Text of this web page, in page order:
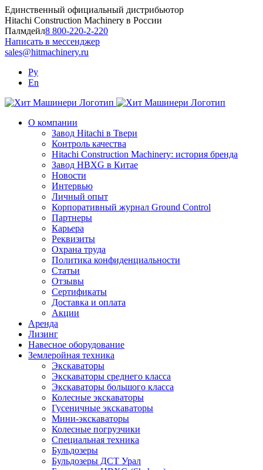
Skip
to
content
Единственный официальный дистрибьютор
Hitachi Construction Machinery в России
Палмдейл8 800-220-2-220
Написать в мессенджер
sales@hitmachinery.ru
Ру
En
О компании
Завод Hitachi в Твери
Контроль качества
Hitachi Construction Machinery: история бренда
Завод HBXG в Китае
Новости
Интервью
Личный опыт
Корпоративный журнал Ground Control
Партнеры
Карьера
Реквизиты
Охрана труда
Политика конфиденциальности
Статьи
Отзывы
Сертификаты
Доставка и оплата
Акции
Аренда
Лизинг
Навесное оборудование
Землеройная техника
Экскаваторы
Экскаваторы среднего класса
Экскаваторы большого класса
Колесные экскаваторы
Гусеничные экскаваторы
Мини-экскаваторы
Колесные погрузчики
Специальная техника
Бульдозеры
Бульдозеры ДСТ Урал